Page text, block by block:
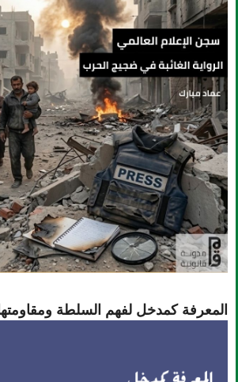
المعرفة كمدخل لفهم السلطة ومقاومتها